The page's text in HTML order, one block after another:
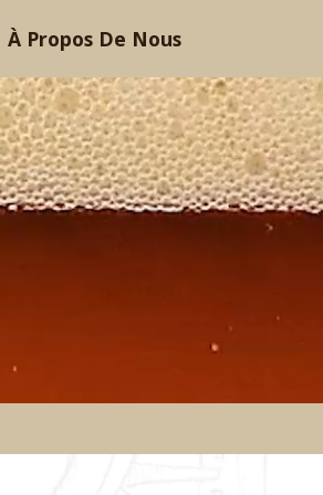
À Propos De Nous